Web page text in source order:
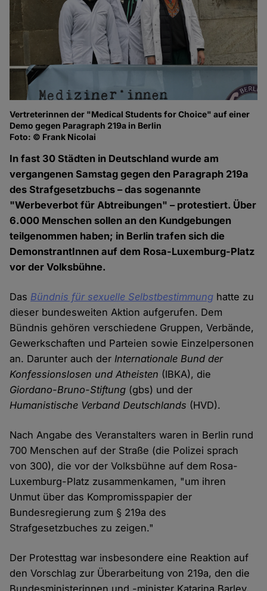
Vertreterinnen der "Medical Students for Choice" auf einer
Demo gegen Paragraph 219a in Berlin
Foto: © Frank Nicolai
In fast 30 Städten in Deutschland wurde am
vergangenen Samstag gegen den Paragraph 219a
des Strafgesetzbuchs – das sogenannte
"Werbeverbot für Abtreibungen" – protestiert. Über
6.000 Menschen sollen an den Kundgebungen
teilgenommen haben; in Berlin trafen sich die
DemonstrantInnen auf dem Rosa-Luxemburg-Platz
vor der Volksbühne.
Das Bündnis für sexuelle Selbstbestimmung hatte zu
dieser bundesweiten Aktion aufgerufen. Dem
Bündnis gehören verschiedene Gruppen, Verbände,
Gewerkschaften und Parteien sowie Einzelpersonen
an. Darunter auch derInternationale Bund der
Konfessionslosen und Atheisten (IBKA), die
Giordano-Bruno-Stiftung (gbs) und der
Humanistische Verband Deutschlands (HVD).
Nach Angabe des Veranstalters waren in Berlin rund
700 Menschen auf der Straße (die Polizei sprach
von 300), die vor der Volksbühne auf dem Rosa-
Luxemburg-Platz zusammenkamen, "um ihren
Unmut über das Kompromisspapier der
Bundesregierung zum § 219a des
Strafgesetzbuches zu zeigen."
Der Protesttag war insbesondere eine Reaktion auf
den Vorschlag zur Überarbeitung von 219a, den die